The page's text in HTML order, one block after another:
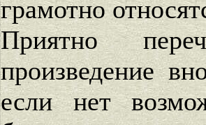
грамотно
Приятно
произведение
если нет